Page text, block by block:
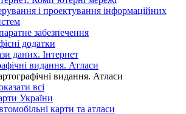
і проектування інформаційних
забезпечення
додатки
даних. Інтернет
видання. Атласи
видання. Атласи
всі
України
карти та атласи